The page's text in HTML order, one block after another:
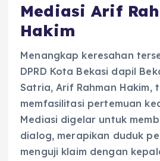
Mediasi Arif
Hakim
Menangkap keresahan
DPRD Kota Bekasi dapil
Satria, Arif Rahman Hakim,
memfasilitasi pertemuan
Mediasi digelar untuk
dialog, merapikan duduk
menguji klaim dengan